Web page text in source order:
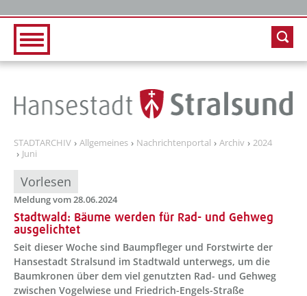
STADTARCHIV Allgemeines Nachrichtenportal Archiv
2024
Juni
Vorlesen
Meldung vom 28.06.2024
Stadtwald: Bäume werden für Rad- und Gehweg
ausgelichtet
Seit dieser Woche sind Baumpfleger und Forstwirte der
Hansestadt Stralsund im Stadtwald unterwegs, um die
Baumkronen über dem viel genutzten Rad- und Gehweg
zwischen Vogelwiese und Friedrich-Engels-Straße